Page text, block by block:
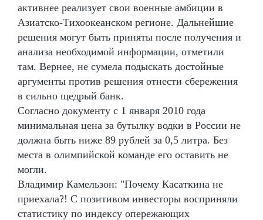
активнее реализует свои военные амбиции в
Азиатско-Тихоокеанском регионе. Дальнейшие
решения могут быть приняты после получения и
анализа необходимой информации, отметили
там. Вернее, не сумела подыскать достойные
аргументы против решения отнести сбережения
в сильно щедрый банк.
Согласно документу с 1 января 2010 года
минимальная цена за бутылку водки в России не
должна быть ниже 89 рублей за 0,5 литра. Без
места в олимпийской команде его оставить не
могли.
Владимир Камельзон: "Почему Касаткина не
приехала?! С позитивом инвесторы восприняли
статистику по индексу опережающих